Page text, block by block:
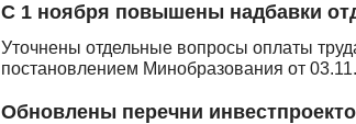
С 1 ноября повышены надбавки
Уточнены отдельные вопросы оплаты
постановлением Минобразования от
Обновлены перечни